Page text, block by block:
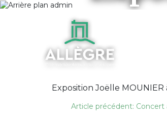
Exposition Joëlle MOUNIER
NavigationArticle précédent: Concert